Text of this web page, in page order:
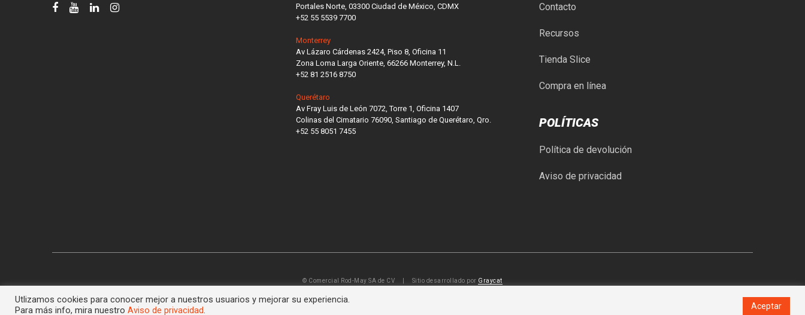
Portales Norte, 03300 Ciudad de México, CDMX
+52 55 5539 7700
Monterrey
Av Lázaro Cárdenas 2424, Piso 8, Oficina 11
Zona Loma Larga Oriente, 66266 Monterrey, N.L.
+52 81 2516 8750
Querétaro
Av Fray Luis de León 7072, Torre 1, Oficina 1407
Colinas del Cimatario 76090, Santiago de Querétaro, Qro.
+52 55 8051 7455
Contacto
Recursos
Tienda Slice
Compra en línea
POLÍTICAS
Política de devolución
Aviso de privacidad
© Comercial Rod-May SA de CV | Sitio desarrollado por Graycat
Utlizamos cookies para conocer mejor a nuestros usuarios y mejorar su experiencia.
Para más info, mira nuestro Aviso de privacidad. Aceptar